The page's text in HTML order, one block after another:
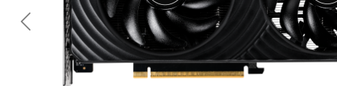
<< Предишна